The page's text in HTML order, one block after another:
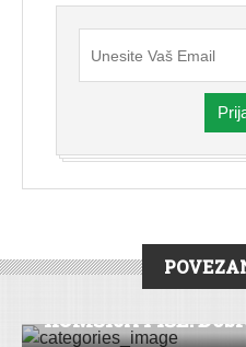
KOMŠIJA PIŠE
KOMŠIJA PIŠE:
DRUŠTVO|KOMŠIJA PIŠE